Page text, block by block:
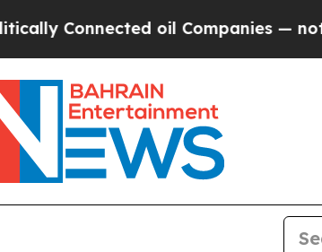
Connected oil Companies — not